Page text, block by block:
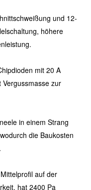
und 12-
höhere
mit 20 A
zur
in einem Strang
die Baukosten
auf der
hat 2400 Pa